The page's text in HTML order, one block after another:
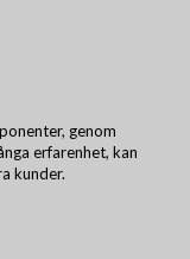
genom
erfarenhet, kan
kunder.